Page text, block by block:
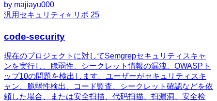
by majiayu000
汎用 セキュリティ ⭐ リポ 25
code-security
現在のプロジェクトに対してSemgrepセキュリティスキャ
ンを実行し、脆弱性、シークレット情報の漏洩、OWASPト
ップ10の問題を検出します。ユーザーがセキュリティスキ
ャン、脆弱性検出、コード監査、シークレット確認などを依
頼した場合、または安全扫描、代码扫描、扫漏洞、安全检